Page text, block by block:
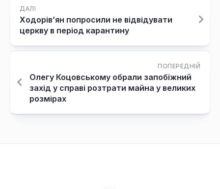
ДАЛІ
Ходорів’ян попросили не відвідувати
церкву в період карантину
ПОПЕРЕДНІЙ
Олегу Коцовському обрали запобіжний
захід у справі розтрати майна у великих
розмірах